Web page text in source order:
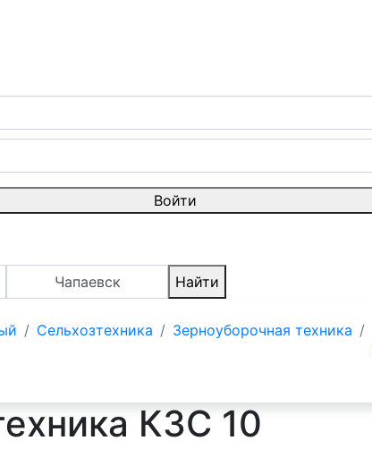
Войти
Чапаевск Найти
Сельхозтехника
Зерноуборочная техника
КЗС 10